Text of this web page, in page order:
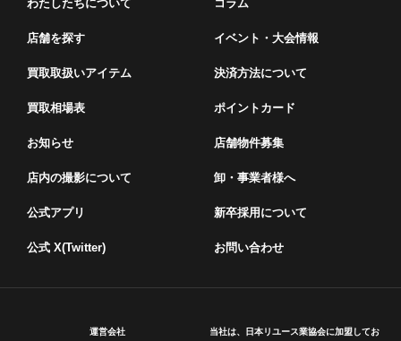
わたしたちについて
店舗を探す
買取取扱いアイテム
買取相場表
お知らせ
店内の撮影について
公式アプリ
公式 X(Twitter)
コラム
イベント・⼤会情報
決済方法について
ポイントカード
店舗物件募集
卸・事業者様へ
新卒採用について
お問い合わせ
運営会社
当社は、日本リユース業協会に加盟してお